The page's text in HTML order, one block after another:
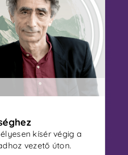
kísér végig a
vezető úton.